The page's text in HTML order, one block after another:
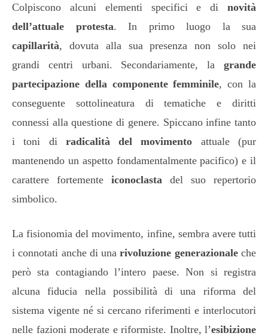
Colpiscono alcuni elementi specifici e di novità
dell’attuale protesta. In primo luogo la sua
capillarità, dovuta alla sua presenza non solo nei
grandi centri urbani. Secondariamente, la grande
partecipazione della componente femminile, con la
conseguente sottolineatura di tematiche e diritti
connessi alla questione di genere. Spiccano infine tanto
i toni di radicalità del movimento attuale (pur
mantenendo un aspetto fondamentalmente pacifico) e il
carattere fortemente iconoclasta del suo repertorio
simbolico.
La fisionomia del movimento, infine, sembra avere tutti
i connotati anche di unarivoluzione generazionaleche
però sta contagiando l’intero paese. Non si registra
alcuna fiducia nella possibilità di una riforma del
sistema vigente né si cercano riferimenti e interlocutori
nelle fazioni moderate e riformiste. Inoltre, l’esibizione